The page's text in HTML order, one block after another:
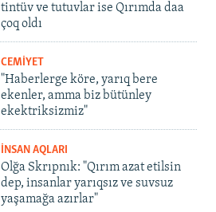
tintüv ve tutuvlar ise Qırımda daa
çoq oldı
CEMİYET
"Haberlerge köre, yarıq bere
ekenler, amma biz bütünley
ekektriksizmiz"
İNSAN AQLARI
Olğa Skrıpnık: "Qırım azat etilsin
dep, insanlar yarıqsız ve suvsuz
yaşamağa azırlar"